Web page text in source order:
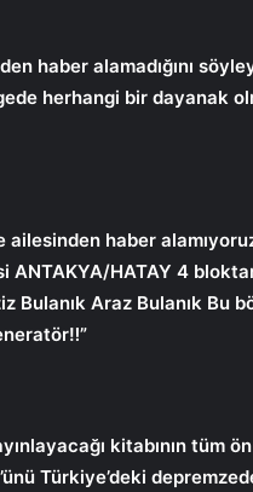
haber alamadığını
herhangi bir dayanak
ailesinden haber
ANTAKYA/HATAY 4
Bulanık Araz Bulanık Bu
kitabının tüm
Türkiye’deki